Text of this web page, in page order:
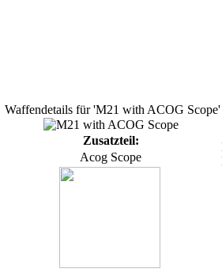
Waffendetails für 'M21 with ACOG Scope'
Zusatzteil:
Acog Scope